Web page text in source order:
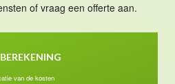
of vraag een offerte aan.
van de kosten